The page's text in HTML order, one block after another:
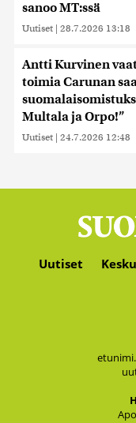
sanoo MT:ssä
Uutiset | 28.7.2026 13:18
Antti Kurvinen
toimia Carunan
Multala ja Orpo!”
Uutiset | 24.7.2026 12:48
Uutiset